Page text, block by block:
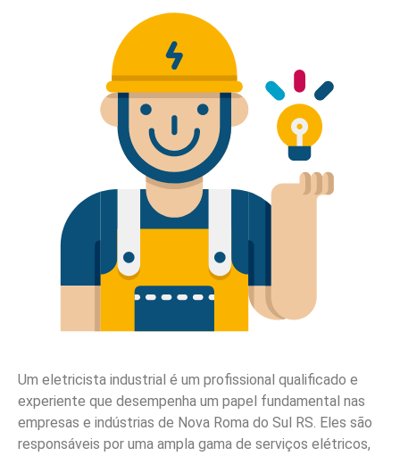
Um eletricista industrial é um profissional qualificado e
experiente que desempenha um papel fundamental nas
empresas e indústrias de Nova Roma do Sul RS. Eles são
responsáveis por uma ampla gama de serviços elétricos,